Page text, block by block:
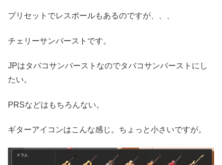
プリセットでレスポールもあるのですが、、、
チェリーサンバーストです。
JPはタバコサンバーストなのでタバコサンバーストにし
たい。
PRSなどはもちろんない。
ギターアイコンはこんな感じ。ちょっと小さいですが。